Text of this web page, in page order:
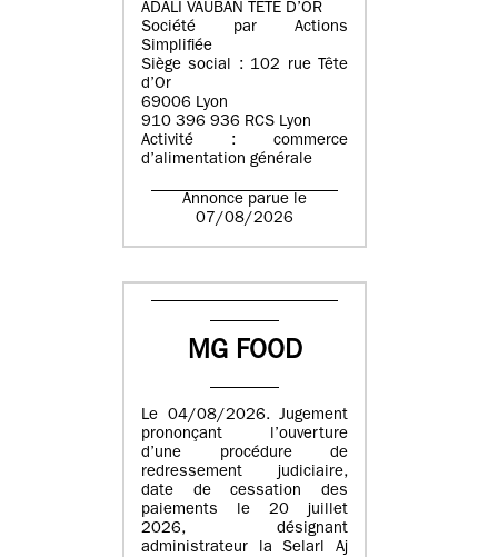
ADALI VAUBAN TETE D’OR
Société par Actions
Simplifiée
Siège social : 102 rue Tête
d’Or
69006 Lyon
910 396 936 RCS Lyon
Activité : commerce
d’alimentation générale
Annonce parue le
07/08/2026
MG FOOD
Le 04/08/2026. Jugement
prononçant l’ouverture
d’une procédure de
redressement judiciaire,
date de cessation des
paiements le 20 juillet
2026, désignant
administrateur la Selarl Aj